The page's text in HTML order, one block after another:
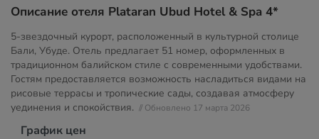
Описание отеля Plataran Ubud Hotel & Spa 4*
5-звездочный курорт, расположенный в культурной столице
Бали, Убуде. Отель предлагает 51 номер, оформленных в
традиционном балийском стиле с современными удобствами.
Гостям предоставляется возможность насладиться видами на
рисовые террасы и тропические сады, создавая атмосферу
уединения и спокойствия. // Обновлено 17 марта 2026
График цен